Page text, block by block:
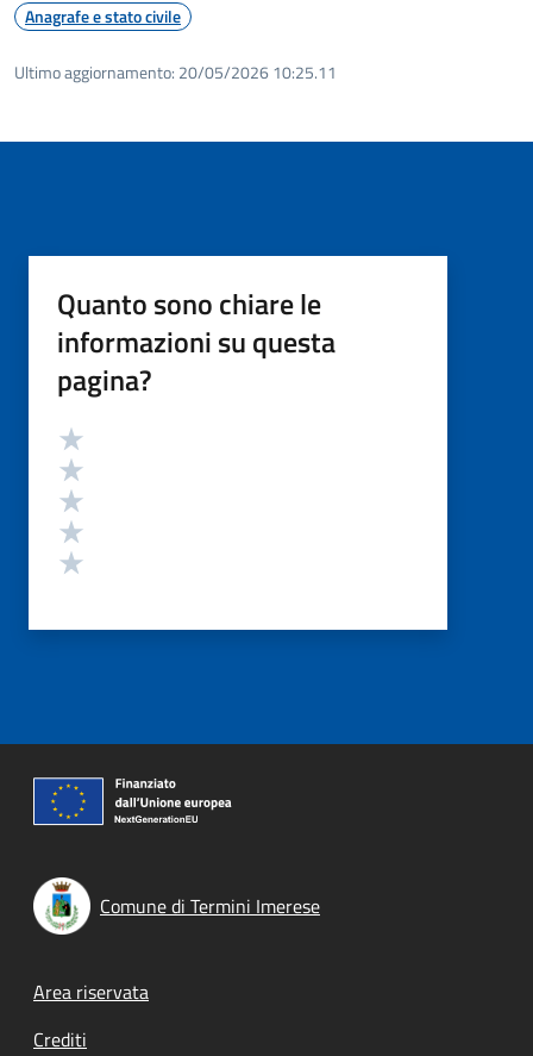
Anagrafe e stato civile
Ultimo aggiornamento: 20/05/2026 10:25.11
Quanto sono chiare le
informazioni su questa
pagina?
Valutazione
Comune di Termini Imerese
Footer menu
Area riservata
Crediti